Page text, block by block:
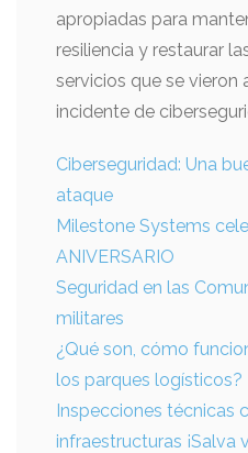
apropiadas para
resiliencia y restaurar
servicios que se
incidente de
Ciberseguridad: Una
ataque
Milestone Systems
ANIVERSARIO
Seguridad en las
militares
¿Qué son, cómo
los parques logísticos?
Inspecciones técnicas
infraestructuras ¡Salva